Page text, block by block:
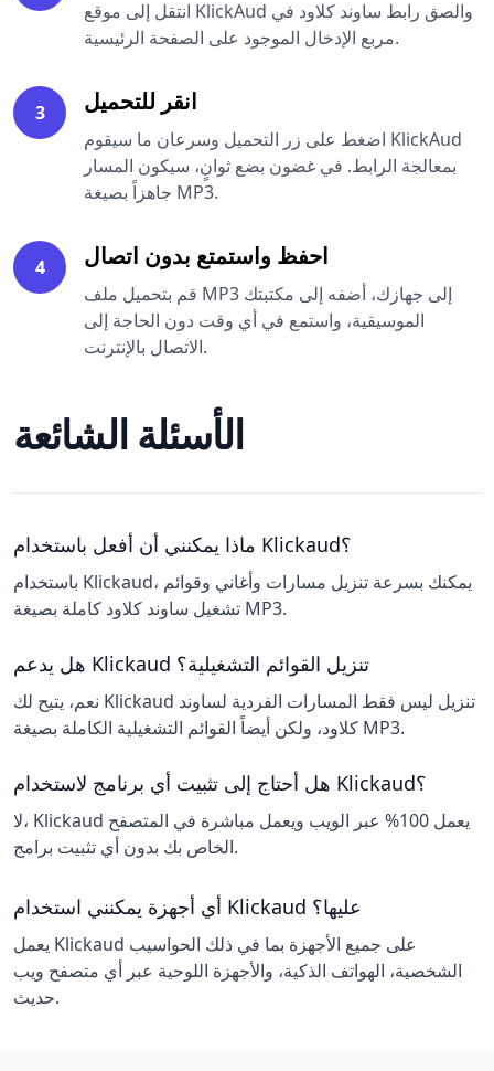
انتقل إلى موقع KlickAud والصق رابط ساوند كلاود في
مربع الإدخال الموجود على الصفحة الرئيسية.
3 انقر للتحميل
اضغط على زر التحميل وسرعان ما سيقوم KlickAud
بمعالجة الرابط. في غضون بضع ثوانٍ، سيكون المسار
جاهزاً بصيغة MP3.
4 احفظ واستمتع بدون اتصال
قم بتحميل ملف MP3 إلى جهازك، أضفه إلى مكتبتك
الموسيقية، واستمع في أي وقت دون الحاجة إلى
الاتصال بالإنترنت.
الأسئلة الشائعة
ماذا يمكنني أن أفعل باستخدام Klickaud؟
باستخدام Klickaud، يمكنك بسرعة تنزيل مسارات وأغاني وقوائم
تشغيل ساوند كلاود كاملة بصيغة MP3.
هل يدعم Klickaud تنزيل القوائم التشغيلية؟
نعم، يتيح لك Klickaud تنزيل ليس فقط المسارات الفردية لساوند
كلاود، ولكن أيضاً القوائم التشغيلية الكاملة بصيغة MP3.
هل أحتاج إلى تثبيت أي برنامج لاستخدام Klickaud؟
لا، Klickaud يعمل 100% عبر الويب ويعمل مباشرة في المتصفح
الخاص بك بدون أي تثبيت برامج.
أي أجهزة يمكنني استخدام Klickaud عليها؟
يعمل Klickaud على جميع الأجهزة بما في ذلك الحواسيب
الشخصية، الهواتف الذكية، والأجهزة اللوحية عبر أي متصفح ويب
حديث.